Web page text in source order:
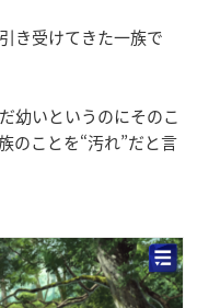
き受けてきた一族で
幼いというのにそのこ
のことを“汚れ”だと言